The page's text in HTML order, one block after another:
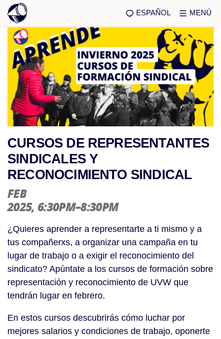
ESPAÑOL MENÚ
CURSOS DE REPRESENTANTES
SINDICALES Y
RECONOCIMIENTO SINDICAL
FEB
2025, 6:30PM–8:30PM
¿Quieres aprender a representarte a ti mismo y a
tus compañerxs, a organizar una campaña en tu
lugar de trabajo o a exigir el reconocimiento del
sindicato? Apúntate a los cursos de formación sobre
representación y reconocimiento de UVW que
tendrán lugar en febrero.
En estos cursos descubrirás cómo luchar por
mejores salarios y condiciones de trabajo, oponerte